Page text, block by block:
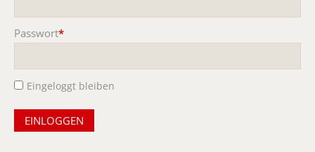
Passwort*
Eingeloggt bleiben